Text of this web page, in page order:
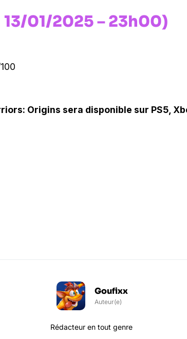
01/2025 – 23h00)
Origins sera disponible sur PS5,
Goufixx
Auteur(e)
Rédacteur en tout genre